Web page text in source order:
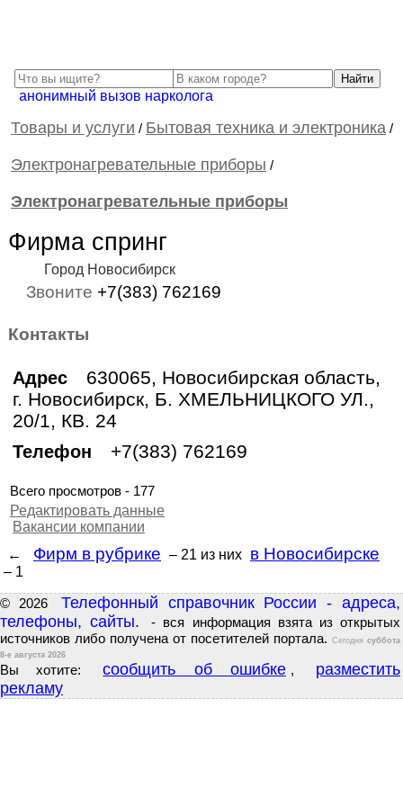
анонимный вызов нарколога
Товары и услуги / Бытовая техника и электроника /
Электронагревательные приборы /
Электронагревательные приборы
Фирма спринг
Город Новосибирск
Звоните +7(383) 762169
Контакты
Адрес
630065, Новосибирская область,
г. Новосибирск, Б. ХМЕЛЬНИЦКОГО УЛ.,
20/1, КВ. 24
Телефон +7(383) 762169
Всего просмотров - 177
Редактировать данные
Вакансии компании
←
Фирм в рубрике – 21 из них в Новосибирске
– 1
© 2026
Телефонный справочник России - адреса,
телефоны, сайты.
- вся информация взята из открытых
источников либо получена от посетителей портала. Сегодня суббота
8-е августа 2026
Вы хотите: сообщить об ошибке ,
разместить
рекламу